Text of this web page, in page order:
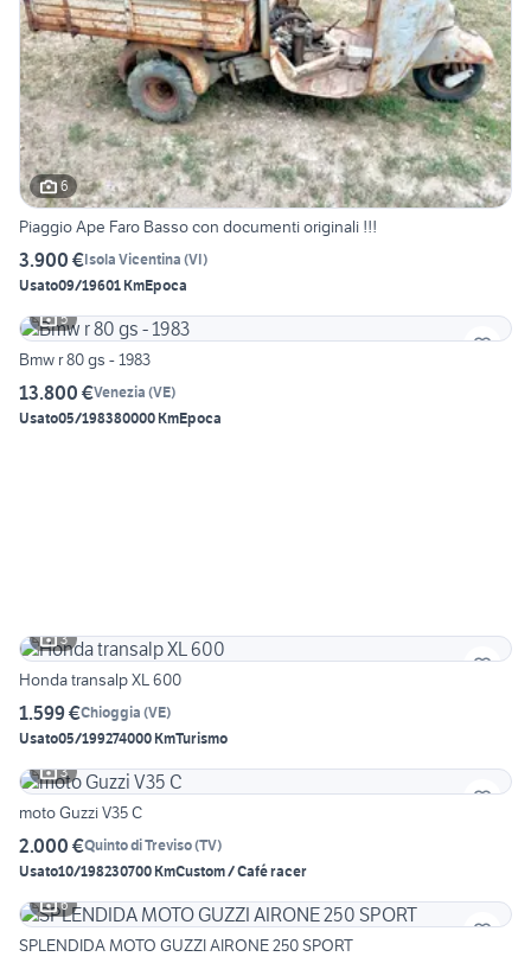
6
Piaggio Ape Faro Basso con documenti originali !!!
3.900 €Isola Vicentina (VI)
Usato09/19601 KmEpoca
5
Bmw r 80 gs - 1983
13.800 €Venezia (VE)
Usato05/198380000 KmEpoca
3
Honda transalp XL 600
1.599 €Chioggia (VE)
Usato05/199274000 KmTurismo
3
moto Guzzi V35 C
2.000 €Quinto di Treviso(TV)
Usato10/198230700 KmCustom / Café racer
6
SPLENDIDA MOTO GUZZI AIRONE 250 SPORT